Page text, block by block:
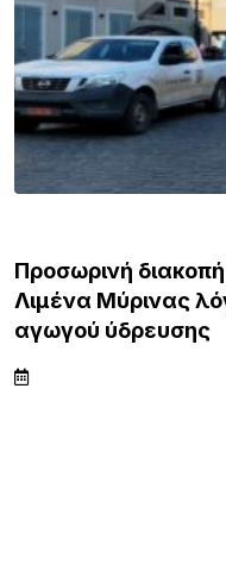
Προσωρινή
Λιμένα Μύρινας
αγωγού ύδρευσης